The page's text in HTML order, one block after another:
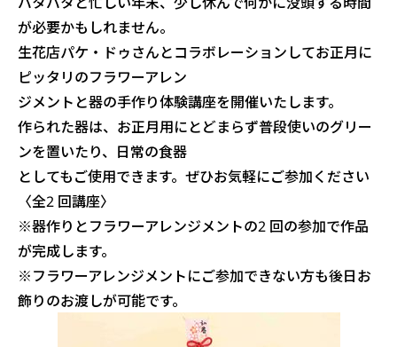
が必要かもしれません。
生花店パケ・ドゥさんとコラボレーションしてお正月に
ピッタリのフラワーアレン
ジメントと器の手作り体験講座を開催いたします。
作られた器は、お正月用にとどまらず普段使いのグリー
ンを置いたり、日常の食器
としてもご使用できます。ぜひお気軽にご参加ください
〈全2 回講座〉
※器作りとフラワーアレンジメントの2 回の参加で作品
が完成します。
※フラワーアレンジメントにご参加できない方も後日お
飾りのお渡しが可能です。